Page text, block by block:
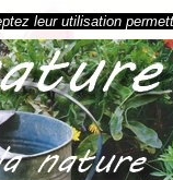
leur utilisation